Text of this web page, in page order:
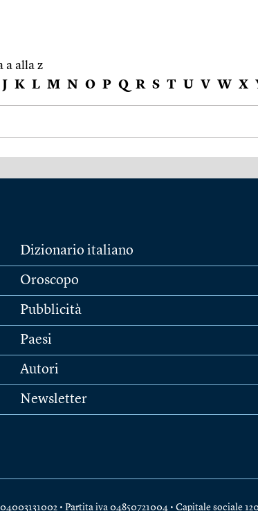
a alla z
J K L M N O P Q R S T U V W X
Dizionario italiano
Oroscopo
Pubblicità
Paesi
Autori
Newsletter
• Partita iva 04850721004 • Capitale sociale